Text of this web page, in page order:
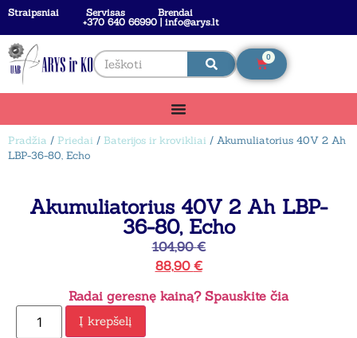
Straipsniai Servisas
Brendai
+370 640 66990 | info@arys.lt
0
Pradžia / Priedai / Baterijos ir krovikliai / Akumuliatorius 40V 2 Ah
LBP-36-80, Echo
Akumuliatorius 40V 2 Ah LBP-
36-80, Echo
104,90€
88,90 €
Radai geresnę kainą? Spauskite čia
Į krepšelį